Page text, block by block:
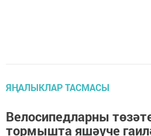
ЯҢАЛЫКЛАР ТАСМАСЫ
Велосипедларны
тормышта яшәүче